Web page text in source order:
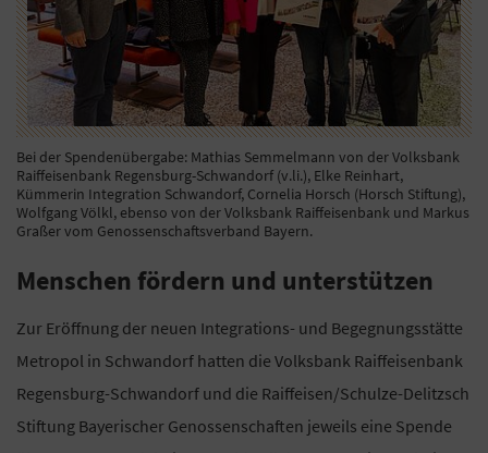
Bei der Spendenübergabe: Mathias Semmelmann von der Volksbank
Raiffeisenbank Regensburg-Schwandorf (v.li.), Elke Reinhart,
Kümmerin Integration Schwandorf, Cornelia Horsch (Horsch Stiftung),
Wolfgang Völkl, ebenso von der Volksbank Raiffeisenbank und Markus
Graßer vom Genossenschaftsverband Bayern.
Menschen fördern und unterstützen
Zur Eröffnung der neuen Integrations- und Begegnungsstätte
Metropol in Schwandorf hatten die Volksbank Raiffeisenbank
Regensburg-Schwandorf und die Raiffeisen/Schulze-Delitzsch
Stiftung Bayerischer Genossenschaften jeweils eine Spende